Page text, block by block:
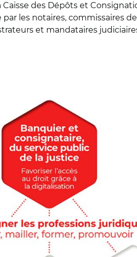
des Dépôts et
les notaires, commissaires
et mandataires